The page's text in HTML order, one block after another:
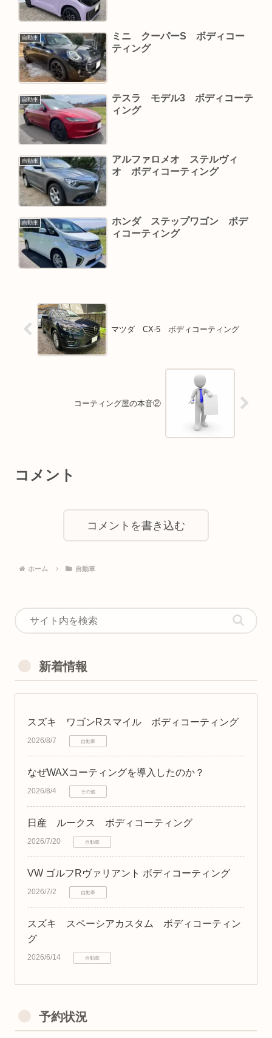
自動車
ミニ クーパーS ボディコー
ティング
自動車
テスラ モデル3 ボディコーテ
ィング
自動車
アルファロメオ ステルヴィ
オ ボディコーティング
自動車
ホンダ ステップワゴン ボデ
ィコーティング
マツダ CX-5 ボディコーティング
コーティング屋の本音②
コメント
コメントを書き込む
ホーム 自動車
新着情報
スズキ ワゴンRスマイル ボディコーティング
2026/8/7 自動車
なぜWAXコーティングを導入したのか？
2026/8/4 その他
日産 ルークス ボディコーティング
2026/7/20 自動車
VW ゴルフRヴァリアント ボディコーティング
2026/7/2 自動車
スズキ スペーシアカスタム ボディコーティン
グ
2026/6/14 自動車
予約状況